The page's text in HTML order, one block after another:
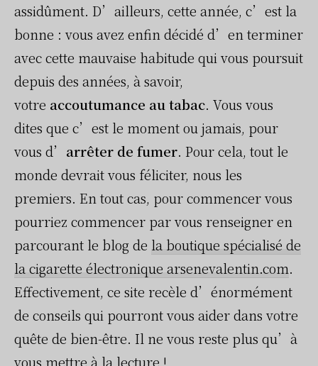
assidûment. D’ailleurs, cette année, c’est la
bonne : vous avez enfin décidé d’en terminer
avec cette mauvaise habitude qui vous poursuit
depuis des années, à savoir,
votre accoutumance au tabac. Vous vous
dites que c’est le moment ou jamais, pour
vous d’ arrêter de fumer. Pour cela, tout le
monde devrait vous féliciter, nous les
premiers. En tout cas, pour commencer vous
pourriez commencer par vous renseigner en
parcourant le blog de la boutique spécialisé de
la cigarette électronique arsenevalentin.com.
Effectivement, ce site recèle d’énormément
de conseils qui pourront vous aider dans votre
quête de bien-être. Il ne vous reste plus qu’à
vous mettre à la lecture !